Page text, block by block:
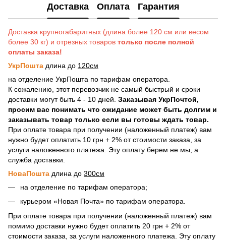
Доставка Оплата Гарантия
Доставка крупногабаритных (длина более 120 см или весом
более 30 кг) и отрезных товаров только после полной
оплаты заказа!
УкрПошта длина до 120см
на отделение УкрПошта по тарифам оператора.
К сожалению, этот перевозчик не самый быстрый и сроки
доставки могут быть 4 - 10 дней. Заказывая УкрПочтой,
просим вас понимать что ожидание может быть долгим и
заказывать товар только если вы готовы ждать товар.
При оплате товара при получении (наложенный платеж) вам
нужно будет оплатить 10 грн + 2% от стоимости заказа, за
услуги наложенного платежа. Эту оплату берем не мы, а
служба доставки.
НоваПошта длина до 300см
на отделение по тарифам оператора;
курьером «Новая Почта» по тарифам оператора.
При оплате товара при получении (наложенный платеж) вам
помимо доставки нужно будет оплатить 20 грн + 2% от
стоимости заказа, за услуги наложенного платежа. Эту оплату